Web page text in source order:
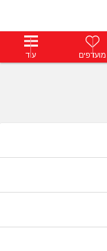
מועדפים עוד